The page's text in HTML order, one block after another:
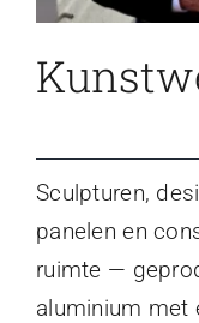
Sculpturen,
panelen en
ruimte —
aluminium met